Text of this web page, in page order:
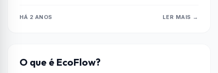
HÁ 2 ANOS LER MAIS →
BATERIA
O que é EcoFlow?